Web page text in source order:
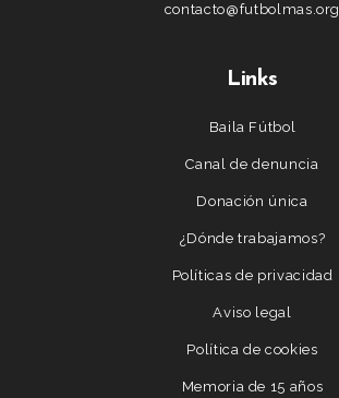
contacto@futbolmas.org
Links
Baila Fútbol
Canal de denuncia
Donación única
¿Dónde trabajamos?
Políticas de privacidad
Aviso legal
Política de cookies
Memoria de 15 años